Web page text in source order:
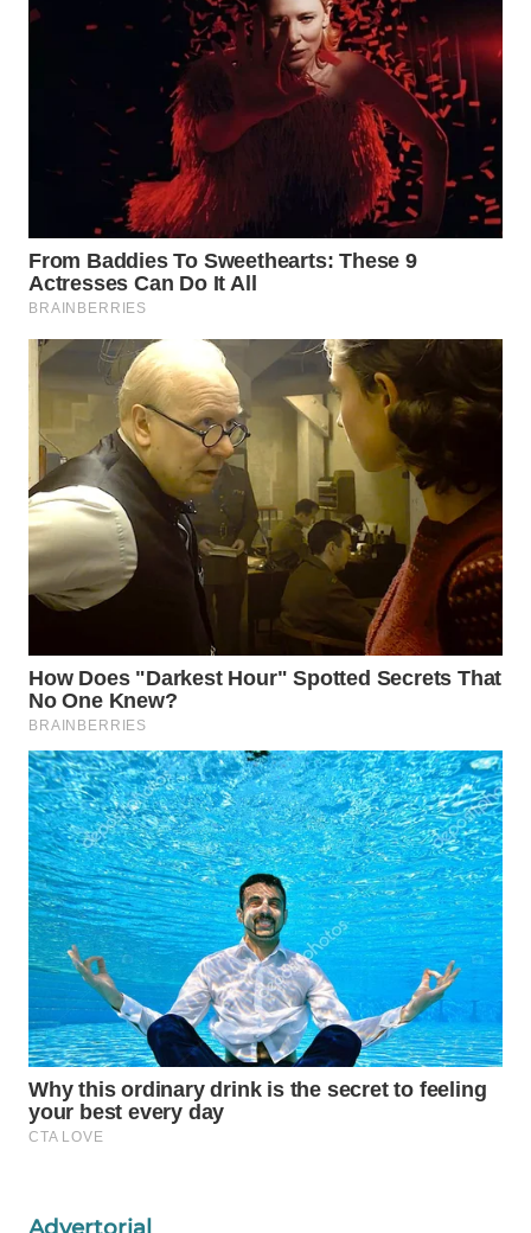
Advertorial
LPKKI
LKKI
KOPEKLIN
PORTAL
KONSUMEN
FORWAMKI
ALPERKLINAS
FORJASIDA
TAMBANG
NEWS
SITUNGIR
NEWS
NEWS
SIBARAGAS
NEWS
METRO
SIANTAR
NEWS
METRO
MEDAN
NEWS
METRO
JAKARTA
NEWS